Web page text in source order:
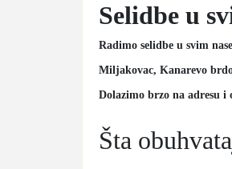
Selidbe u
Radimo selidbe u svim
Miljakovac, Kanarevo
Dolazimo brzo na adresu
Šta